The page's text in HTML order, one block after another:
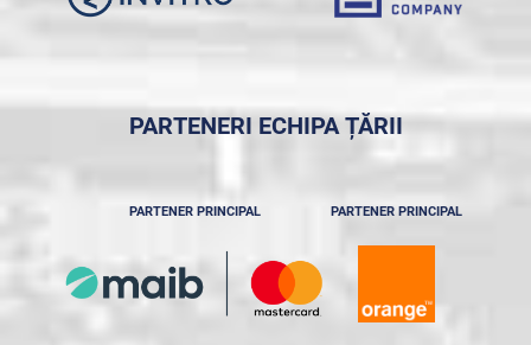
PARTENERI ECHIPA ȚĂRII
PARTENER PRINCIPAL PARTENER PRINCIPAL